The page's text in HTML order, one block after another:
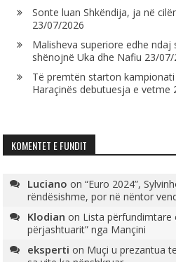
Sonte luan Shkëndija, ja në
23/07/2026
Malisheva superiore edhe ndaj
shënojnë Uka dhe Nafiu 23/07/
Të premtën starton
Haraçinës debutuesja e vetme
KOMENTET E FUNDIT
Luciano on“Euro 2024”,
rëndësishme, por në nëntor
Klodian on Lista përfundimtare
përjashtuarit” nga Mançini
eksperti on Muçi u prezantua